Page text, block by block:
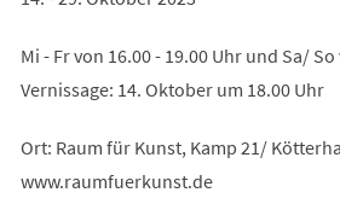
Mi - Fr von 16.00 - 19.00 Uhr und Sa/
Vernissage: 14. Oktober um 18.00 Uhr
Ort: Raum für Kunst, Kamp 21/
www.raumfuerkunst.de